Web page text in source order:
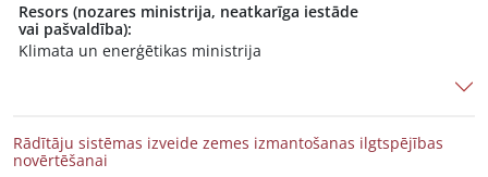
Resors (nozares ministrija, neatkarīga iestāde
vai pašvaldība):
Klimata un enerģētikas ministrija
Rādītāju sistēmas izveide zemes izmantošanas ilgtspējības
novērtēšanai